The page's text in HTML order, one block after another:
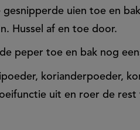
gesnipperde uien toe en
Hussel af en toe door.
peper toe en bak nog
korianderpoeder,
uit en roer de